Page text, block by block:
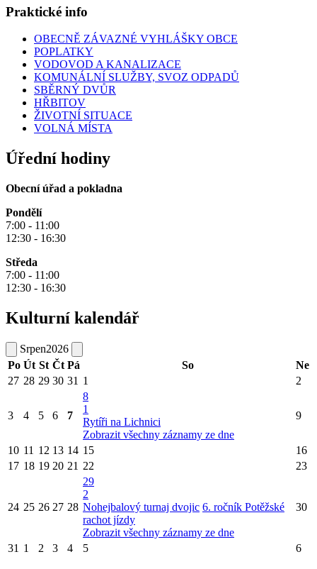
Praktické info
OBECNĚ ZÁVAZNÉ VYHLÁŠKY OBCE
POPLATKY
VODOVOD A KANALIZACE
KOMUNÁLNÍ SLUŽBY, SVOZ ODPADŮ
SBĚRNÝ DVŮR
HŘBITOV
ŽIVOTNÍ SITUACE
VOLNÁ MÍSTA
Úřední hodiny
Obecní úřad a pokladna
Pondělí
7:00 - 11:00
12:30 - 16:30
Středa
7:00 - 11:00
12:30 - 16:30
Kulturní kalendář
Srpen2026
Po Út St Čt Pá So
Ne
27 28 29 30 31 1 2
3 4 5 6 7
8
1
Rytíři na Lichnici
Zobrazit všechny záznamy ze dne
9
10 11 12 13 14 15
16
17 18 19 20 21 22 23
24 25 26 27 28
29
2
Nohejbalový turnaj dvojic 6. ročník Potěžské
rachot jízdy
Zobrazit všechny záznamy ze dne
30
31 1 2 3 4 5 6